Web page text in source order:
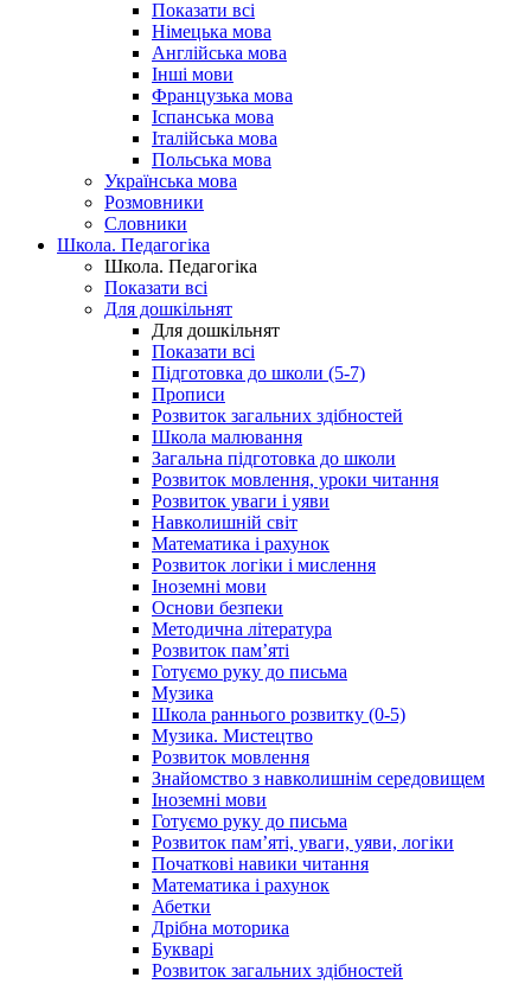
Показати всі
Німецька мова
Англійська мова
Інші мови
Французька мова
Іспанська мова
Італійська мова
Польська мова
Українська мова
Розмовники
Словники
Школа. Педагогіка
Школа. Педагогіка
Показати всі
Для дошкільнят
Для дошкільнят
Показати всі
Підготовка до школи (5-7)
Прописи
Розвиток загальних здібностей
Школа малювання
Загальна підготовка до школи
Розвиток мовлення, уроки читання
Розвиток уваги і уяви
Навколишній світ
Математика і рахунок
Розвиток логіки і мислення
Іноземні мови
Основи безпеки
Методична література
Розвиток пам’яті
Готуємо руку до письма
Музика
Школа раннього розвитку (0-5)
Музика. Мистецтво
Розвиток мовлення
Знайомство з навколишнім середовищем
Іноземні мови
Готуємо руку до письма
Розвиток пам’яті, уваги, уяви, логіки
Початкові навики читання
Математика і рахунок
Абетки
Дрібна моторика
Букварі
Розвиток загальних здібностей